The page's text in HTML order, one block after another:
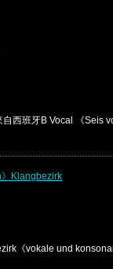
西班牙B Vocal 《Seis
》Klangbezirk
《vokale und